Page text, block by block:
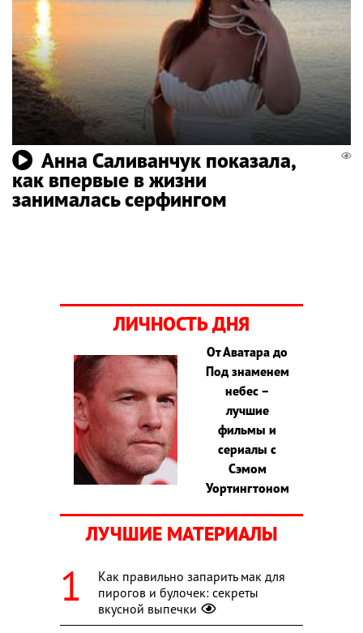
Анна Саливанчук показала,
как впервые в жизни
занималась серфингом
ЛИЧНОСТЬ ДНЯ
От Аватара до
Под знаменем
небес –
лучшие
фильмы и
сериалы с
Сэмом
Уортингтоном
ЛУЧШИЕ МАТЕРИАЛЫ
Как правильно запарить мак для
пирогов и булочек: секреты
вкусной выпечки